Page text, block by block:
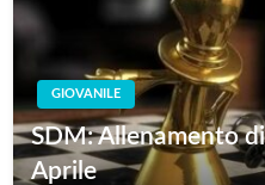
GIOVANILE
SDM: Allenamento
Aprile